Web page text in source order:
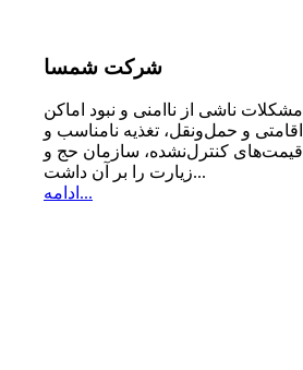
شرکت شمسا
مشكلات ناشی از ناامنی و نبود اماكن
اقامتی و حمل‌ونقل، تغذیه‌ نامناسب و
قیمت‌های كنترل‌نشده، سازمان حج و
زیارت را بر آن داشت...
ادامه...